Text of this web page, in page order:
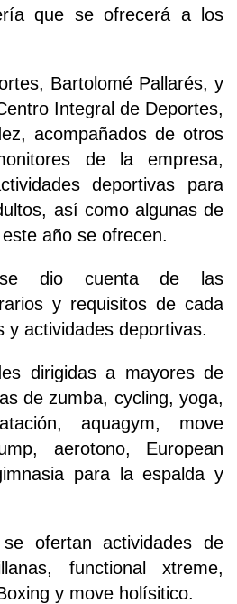
que se ofrecerá a los
Bartolomé Pallarés, y
Integral de Deportes,
acompañados de otros
de la empresa,
deportivas para
así como algunas de
año se ofrecen.
dio cuenta de las
y requisitos de cada
y actividades deportivas.
dirigidas a mayores de
de zumba, cycling, yoga,
aquagym, move
aerotono, European
para la espalda y
ofertan actividades de
functional xtreme,
y move holísitico.